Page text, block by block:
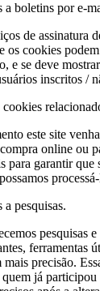
a boletins por e-
de assinatura
os cookies
e se deve
inscritos /
este site
online ou
para garantir
pesquisas.
pesquisas
ferramentas
precisão.
já participou